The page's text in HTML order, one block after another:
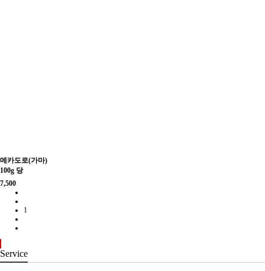
메카도로(가마)
100g 당
7,500
1
Service